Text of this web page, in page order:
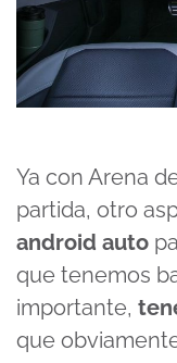
Ya con Arena
partida, otro
android auto
que tenemos
importante,
que